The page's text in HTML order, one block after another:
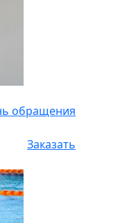
обращения
Заказать